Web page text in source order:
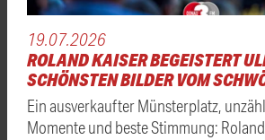
19.07.2026
ROLAND KAISER BEGEISTERT
SCHÖNSTEN BILDER VOM
Ein ausverkaufter Münsterplatz,
Momente und beste Stimmung: